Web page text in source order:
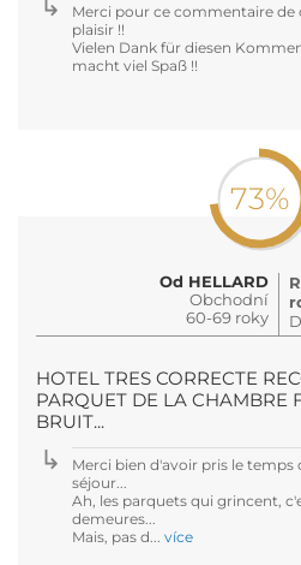
Merci pour ce commentaire de
plaisir !!
Vielen Dank für diesen
macht viel Spaß !!
73%
Od HELLARD
Obchodní
60-69 roky
HOTEL TRES CORRECTE
PARQUET DE LA CHAMBRE
BRUIT...
Merci bien d'avoir pris le
séjour...
Ah, les parquets qui grincent,
demeures...
Mais, pas d... více